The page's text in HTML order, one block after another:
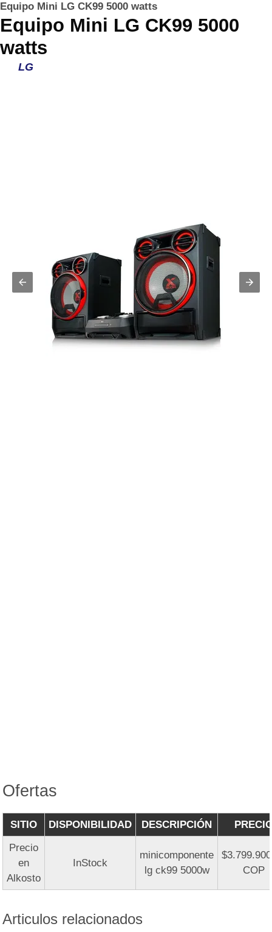
Equipo Mini LG CK99 5000 watts
Equipo Mini LG CK99 5000
watts
LG
Ofertas
SITIO DISPONIBILIDAD DESCRIPCIÓN
Precio
en
Alkosto
InStock
minicomponente
lg ck99 5000w
COP
Articulos relacionados